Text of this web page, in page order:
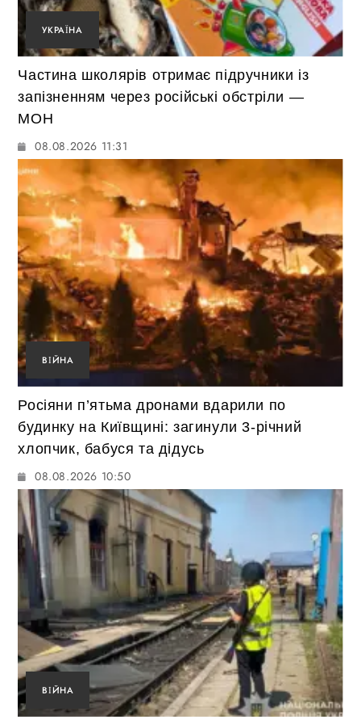
УКРАЇНА
Частина школярів отримає підручники із
запізненням через російські обстріли —
МОН
08.08.2026 11:31
ВІЙНА
Росіяни п’ятьма дронами вдарили по
будинку на Київщині: загинули 3-річний
хлопчик, бабуся та дідусь
08.08.2026 10:50
ВІЙНА